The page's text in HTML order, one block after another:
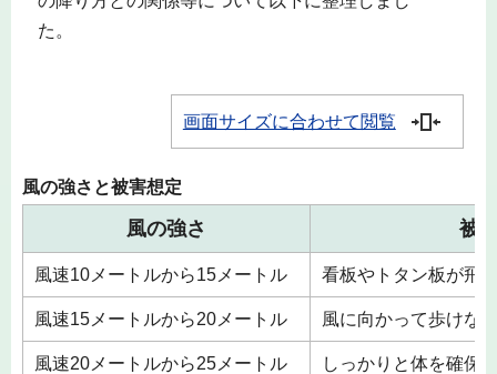
た。
画面サイズに合わせて閲覧
風の強さと被害想定
風の強さ 被
風速10メートルから15メートル 看板やトタン板が飛
風速15メートルから20メートル 風に向かって歩けな
風速20メートルから25メートル しっかりと体を確保